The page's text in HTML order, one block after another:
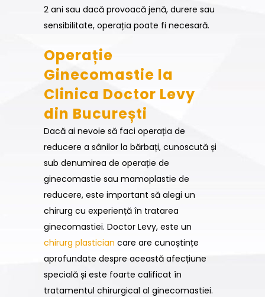
2 ani sau dacă provoacă jenă, durere sau
sensibilitate, operația poate fi necesară.
Operație
Ginecomastie la
Clinica Doctor Levy
din București
Dacă ai nevoie să faci operația de
reducere a sânilor la bărbați, cunoscută și
sub denumirea de operație de
ginecomastie sau mamoplastie de
reducere, este important să alegi un
chirurg cu experiență în tratarea
ginecomastiei. Doctor Levy, este un
chirurg plastician care are cunoștințe
aprofundate despre această afecțiune
specială și este foarte calificat în
tratamentul chirurgical al ginecomastiei.